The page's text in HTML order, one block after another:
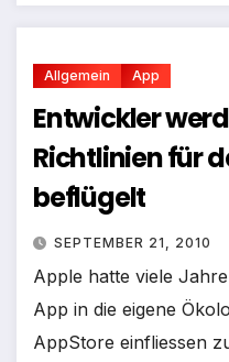
Allgemein App
Entwickler
Richtlinien für
beflügelt
SEPTEMBER 21, 2010
Apple hatte viele
App in die eigene
AppStore einfliessen